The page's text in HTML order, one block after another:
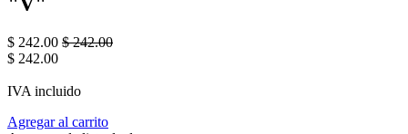
$ 242.00 $242.00
$ 242.00
IVA incluido
Agregar al carrito